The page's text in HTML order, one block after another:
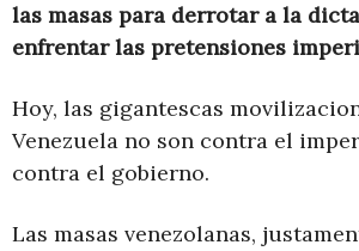
las masas para derrotar a la
enfrentar las pretensiones
Hoy, las gigantescas
Venezuela no son contra el
contra el gobierno.
Las masas venezolanas,